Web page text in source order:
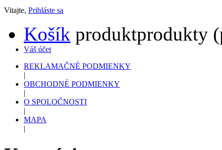
Vitajte, Prihláste sa
Košík produktprodukty
Váš účet
REKLAMAČNÉ PODMIENKY
|
OBCHODNÉ PODMIENKY
|
O SPOLOČNOSTI
|
MAPA
|